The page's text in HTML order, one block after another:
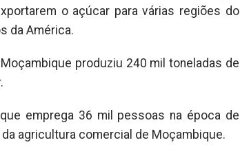
o açúcar para várias regiões do
da América.
produziu 240 mil toneladas de
emprega 36 mil pessoas na época de
agricultura comercial de Moçambique.